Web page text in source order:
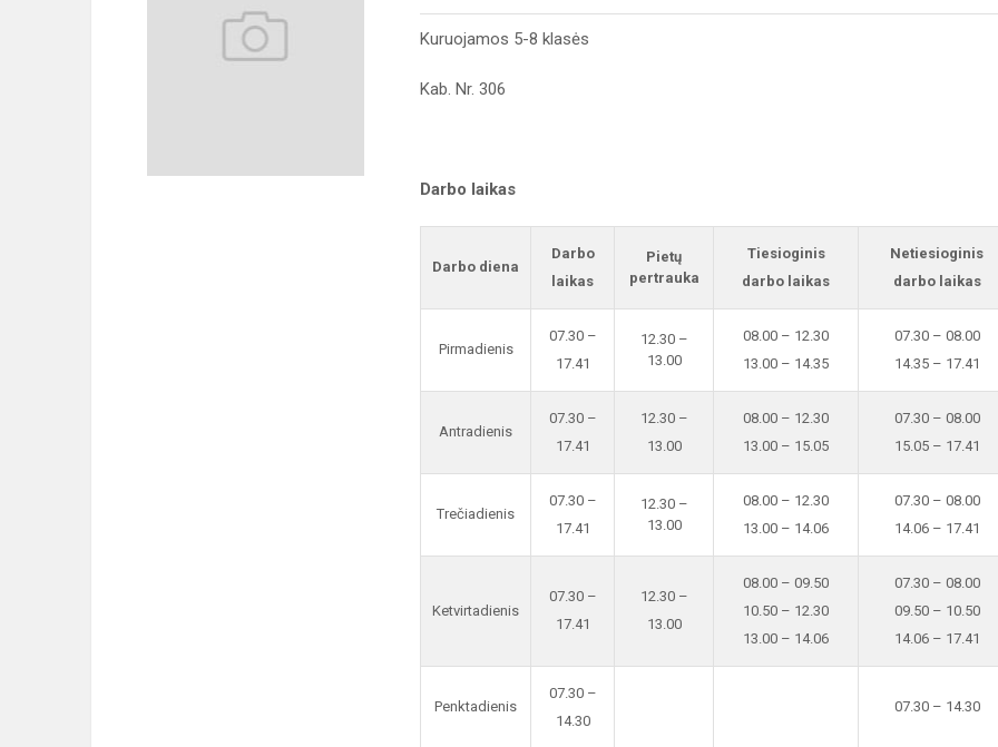
Kuruojamos 5-8 klasės
Kab. Nr. 306
Darbo laikas
Darbo diena
Darbo
laikas
Pietų
pertrauka
Tiesioginis
darbo laikas
Netiesioginis
darbo laikas
Pirmadienis
07.30 –
17.41
12.30 –
13.00
08.00 – 12.30
13.00 – 14.35
07.30 – 08.00
14.35 – 17.41
Antradienis
07.30 –
17.41
12.30 –
13.00
08.00 – 12.30
13.00 – 15.05
07.30 – 08.00
15.05 – 17.41
Trečiadienis
07.30 –
17.41
12.30 –
13.00
08.00 – 12.30
13.00 – 14.06
07.30 – 08.00
14.06 – 17.41
Ketvirtadienis
07.30 –
17.41
12.30 –
13.00
08.00 – 09.50
10.50 – 12.30
13.00 – 14.06
07.30 – 08.00
09.50 – 10.50
14.06 – 17.41
Penktadienis
07.30 –
14.30
07.30 – 14.30